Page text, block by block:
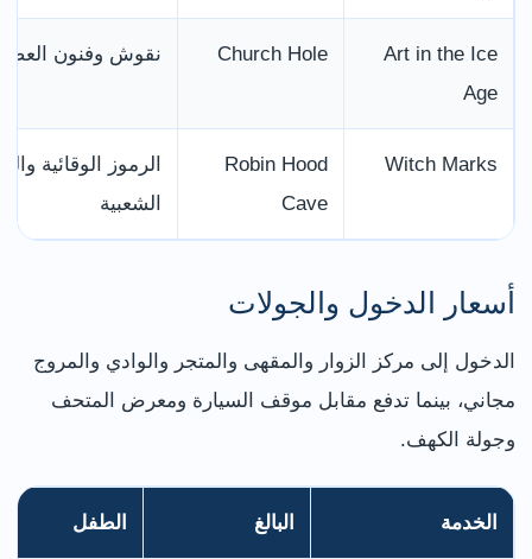
Art in the Ice
Age
Church Hole نقوش وفنون
Witch Marks
Robin Hood
Cave
الرموز الوقائية
الشعبية
أسعار الدخول والجولات
الدخول إلى مركز الزوار والمقهى والمتجر والوادي والمروج
مجاني، بينما تدفع مقابل موقف السيارة ومعرض المتحف
وجولة الكهف.
الخدمة البالغ الطفل